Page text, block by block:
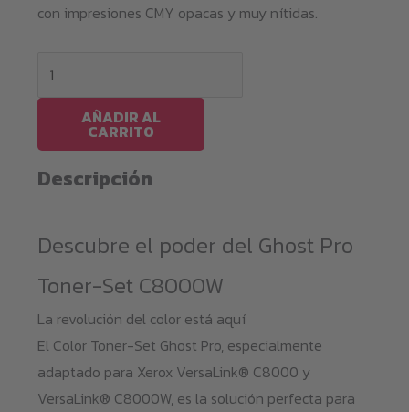
con impresiones CMY opacas y muy nítidas.
Set
C8000W
AÑADIR AL
CARRITO
Descripción
Descubre el poder del Ghost Pro
Toner-Set C8000W
La revolución del color está aquí
El Color Toner-Set Ghost Pro, especialmente
adaptado para Xerox VersaLink® C8000 y
VersaLink® C8000W, es la solución perfecta para